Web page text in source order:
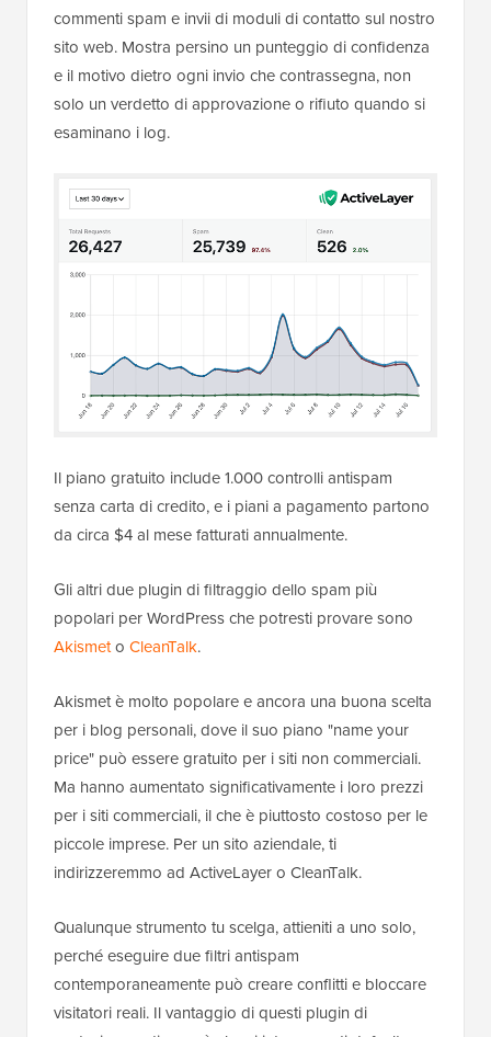
2. Configura la protezione moderna
basata sull'IA per i bot di spam per
WordPress
Nell'era dell'IA, dove lo spam automatizzato è in
moderna protezione antispam per WordPress basata
sull'IA.
Queste soluzioni di filtraggio dello spam rilevano e
bloccano automaticamente lo spam nei commenti, nei
moduli di contatto e nelle registrazioni degli utenti di
WordPress senza l'uso di CAPTCHA, che possono
influire sulle conversioni.
basato sull'IA e funziona lato server, quindi blocca lo
spam in modo invisibile, senza CAPTCHA ed è
conforme alla GDPR.
Negli ultimi 30 giorni, ha bloccato oltre 25.739
commenti spam e invii di moduli di contatto sul nostro
sito web. Mostra persino un punteggio di confidenza
solo un verdetto di approvazione o rifiuto quando si
esaminano i log.